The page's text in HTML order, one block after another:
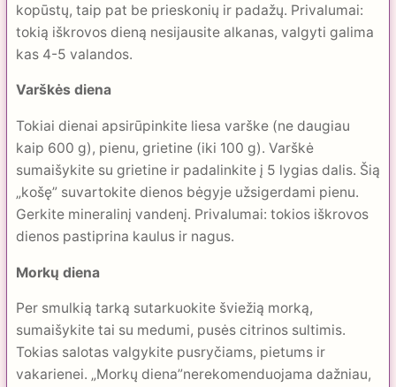
kopūstų, taip pat be prieskonių ir padažų. Privalumai:
tokią iškrovos dieną nesijausite alkanas, valgyti galima
kas 4-5 valandos.
Varškės diena
Tokiai dienai apsirūpinkite liesa varške (ne daugiau
kaip 600 g), pienu, grietine (iki 100 g). Varškė
sumaišykite su grietine ir padalinkite į 5 lygias dalis. Šią
„košę” suvartokite dienos bėgyje užsigerdami pienu.
Gerkite mineralinį vandenį. Privalumai: tokios iškrovos
dienos pastiprina kaulus ir nagus.
Morkų diena
Per smulkią tarką sutarkuokite šviežią morką,
sumaišykite tai su medumi, pusės citrinos sultimis.
Tokias salotas valgykite pusryčiams, pietums ir
vakarienei. „Morkų diena”nerekomenduojama dažniau,